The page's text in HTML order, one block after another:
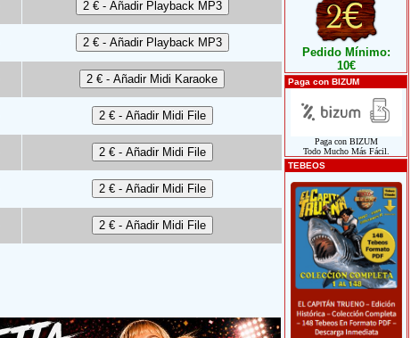
Pedido Mínimo:
10€
Paga con BIZUM
Paga con BIZUM
Todo Mucho Más Fácil.
TEBEOS